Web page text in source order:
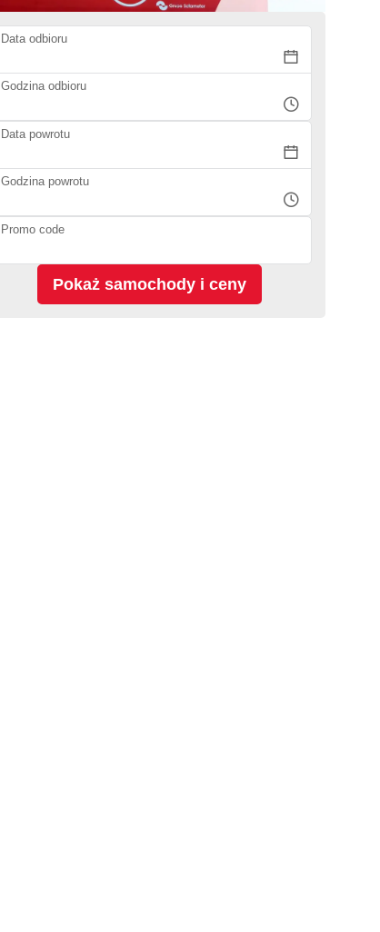
Data odbioru
Godzina odbioru
Data powrotu
Godzina powrotu
Promo code